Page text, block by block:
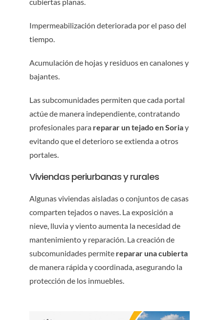
Impermeabilización deteriorada por el paso del
tiempo.
Acumulación de hojas y residuos en canalones y
bajantes.
Las subcomunidades permiten que cada portal
actúe de manera independiente, contratando
profesionales para reparar un tejado en Soriay
evitando que el deterioro se extienda a otros
portales.
Viviendas periurbanas y rurales
Algunas viviendas aisladas o conjuntos de casas
comparten tejados o naves. La exposición a
nieve, lluvia y viento aumenta la necesidad de
mantenimiento y reparación. La creación de
subcomunidades permite reparar una cubierta
de manera rápida y coordinada, asegurando la
protección de los inmuebles.